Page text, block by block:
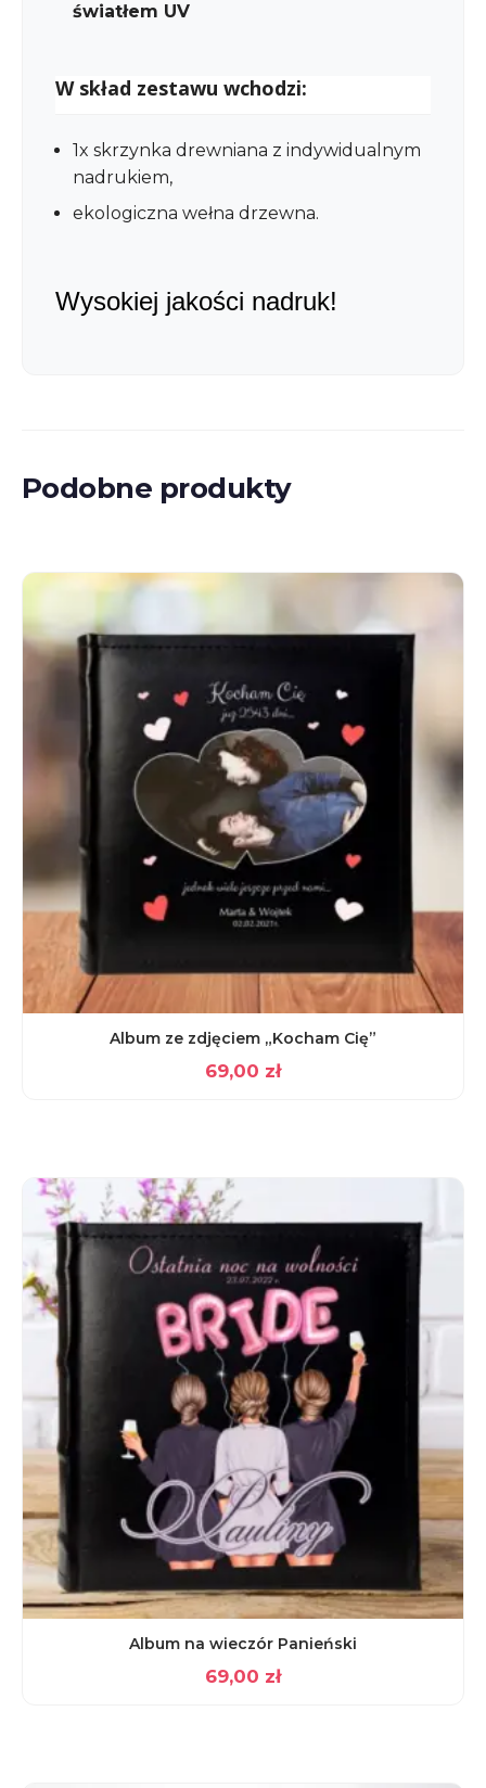
światłem UV
W skład zestawu wchodzi:
1x skrzynka drewniana z indywidualnym
nadrukiem,
ekologiczna wełna drzewna.
Wysokiej jakości nadruk!
Podobne produkty
Album ze zdjęciem „Kocham Cię”
69,00 zł
Album na wieczór Panieński
69,00 zł